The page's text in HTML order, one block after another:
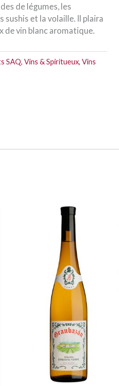
de légumes, les
sushis et la volaille. Il plaira
de vin blanc aromatique.
SAQ, Vins & Spiritueux, Vins